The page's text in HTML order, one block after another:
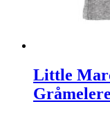
Little